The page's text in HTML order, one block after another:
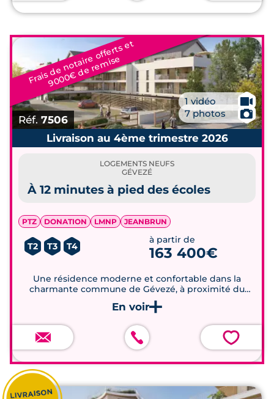
Fr
ai
s
d
e
n
o
t
ai
r
e
off
e
r
t
s
e
t
9
0
0
0
€
d
e
r
e
mi
s
e
Réf. 7506
1 vidéo 🎥
7 photos
📷
Livraison au 4ème trimestre 2026
LOGEMENTS NEUFS
GÉVEZÉ
À 12 minutes à pied des écoles
PTZ DONATION LMNP JEANBRUN
T2 T3 T4
à partir de
163 400€
Une résidence moderne et confortable dans la
charmante commune de Gévezé, à proximité du
centre-ville et des écoles.
💗